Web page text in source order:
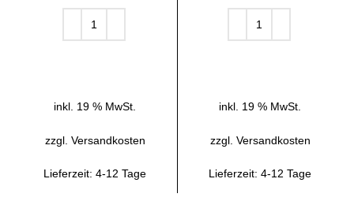
inkl. 19 % MwSt.
zzgl. Versandkosten
Lieferzeit: 4-12 Tage
inkl. 19 % MwSt.
zzgl. Versandkosten
Lieferzeit: 4-12 Tage